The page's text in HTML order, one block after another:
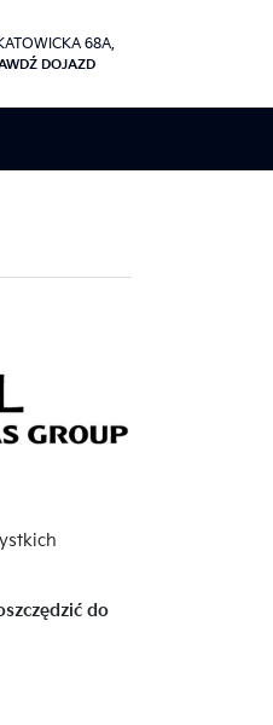
68A,
DOJAZD
do